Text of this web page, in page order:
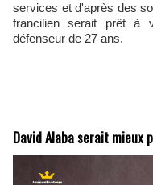
services et d'après des
francilien serait prêt à
défenseur de 27 ans.
David Alaba serait mieux